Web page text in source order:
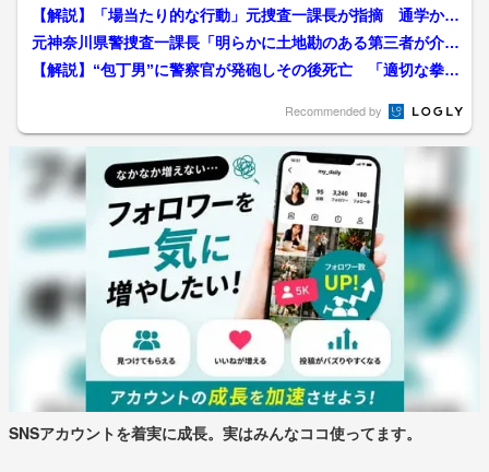
【解説】「場当たり的な行動」元捜査一課長が指摘 通学かば
んや靴が安達容疑者の職場...
元神奈川県警捜査一課長「明らかに土地勘のある第三者が介在
している可能性。事件とし...
【解説】“包丁男”に警察官が発砲しその後死亡 「適切な拳銃
Recommended by
SNSアカウントを着実に成長。実はみんなココ使ってます。